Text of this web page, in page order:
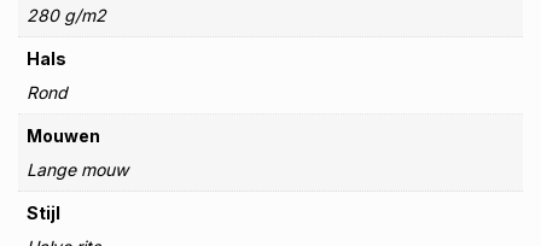
280 g/m2
Hals
Rond
Mouwen
Lange mouw
Stijl